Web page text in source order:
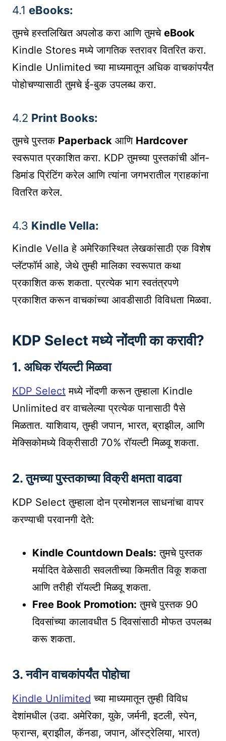
4.1 eBooks:
तुमचे हस्तलिखित अपलोड करा आणि तुमचे eBook
Kindle Stores मध्ये जागतिक स्तरावर वितरित करा.
Kindle Unlimited च्या माध्यमातून अधिक वाचकांपर्यंत
पोहोचण्यासाठी तुमचे ई-बुक उपलब्ध करा.
4.2 Print Books:
तुमचे पुस्तक Paperback आणि Hardcover
स्वरूपात प्रकाशित करा. KDP तुमच्या पुस्तकांची ऑन-
डिमांड प्रिंटिंग करेल आणि त्यांना जगभरातील ग्राहकांना
वितरित करेल.
4.3 Kindle Vella:
Kindle Vella हे अमेरिकास्थित लेखकांसाठी एक विशेष
प्लॅटफॉर्म आहे, जेथे तुम्ही मालिका स्वरूपात कथा
प्रकाशित करू शकता. प्रत्येक भाग स्वतंत्रपणे
प्रकाशित करून वाचकांच्या आवडीसाठी विविधता मिळवा.
KDP Select मध्ये नोंदणी का करावी?
1. अधिक रॉयल्टी मिळवा
KDP Select मध्ये नोंदणी करून तुम्हाला Kindle
Unlimited वर वाचलेल्या प्रत्येक पानासाठी पैसे
मिळतात. याशिवाय, तुम्ही जपान, भारत, ब्राझील, आणि
मेक्सिकोमध्ये विक्रीसाठी 70% रॉयल्टी मिळवू शकता.
2.तुमच्या पुस्तकाच्या विक्री क्षमता वाढवा
KDP Select तुम्हाला दोन प्रमोशनल साधनांचा वापर
करण्याची परवानगी देते:
Kindle Countdown Deals: तुमचे पुस्तक
मर्यादित वेळेसाठी सवलतीच्या किमतीत विकू शकता
आणि तरीही रॉयल्टी मिळवू शकता.
Free Book Promotion: तुमचे पुस्तक 90
दिवसांच्या कालावधीत 5 दिवसांसाठी मोफत उपलब्ध
करू शकता.
3.नवीन वाचकांपर्यंत पोहोचा
Kindle Unlimited च्या माध्यमातून तुम्ही विविध
देशांमधील (उदा. अमेरिका, युके, जर्मनी, इटली, स्पेन,
फ्रान्स, ब्राझील, कॅनडा, जपान, ऑस्ट्रेलिया, भारत)